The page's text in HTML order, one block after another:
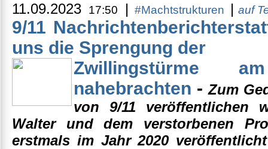
11.09.2023 17:50 | #Machtstrukturen | auf
9/11
uns die Sprengung der
Zwillingstürme
nahebrachten -Zum
von 9/11 veröffentlichen
Walter und dem verstorbenen
erstmals im Jahr 2020